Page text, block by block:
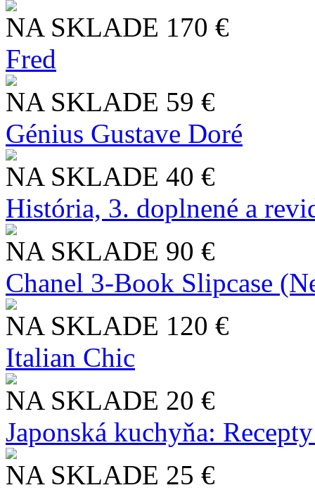
NA SKLADE 170 €
Fred
NA SKLADE 59 €
Génius Gustave Doré
NA SKLADE 40 €
História, 3. doplnené a
NA SKLADE 90 €
Chanel 3-Book Slipcase
NA SKLADE 120 €
Italian Chic
NA SKLADE 20 €
Japonská kuchyňa:
NA SKLADE 25 €